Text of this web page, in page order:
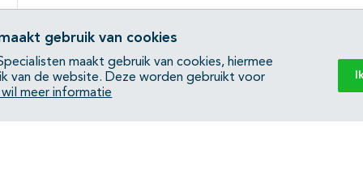
gebruik van cookies
maakt gebruik van cookies, hiermee
van de website. Deze worden gebruikt voor
wil meer informatie